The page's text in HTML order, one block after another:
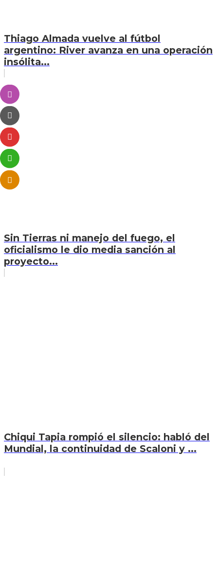
Thiago Almada vuelve al fútbol
argentino: River avanza en una operación
insólita...
Sin Tierras ni manejo del fuego, el
oficialismo le dio media sanción al
proyecto...
Chiqui Tapia rompió el silencio: habló del
Mundial, la continuidad de Scaloni y ...